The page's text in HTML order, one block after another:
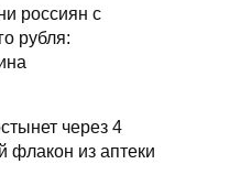
россиян с
рубля:
через 4
флакон из аптеки